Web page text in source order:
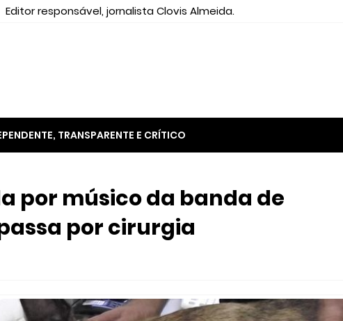
Editor responsável, jornalista Clovis Almeida.
TRANSPARENTE E CRÍTICO
por músico da banda de
por cirurgia